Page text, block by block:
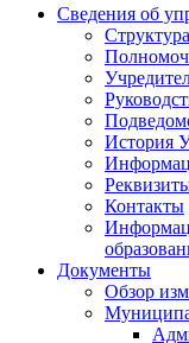
Сведения об
История
Контакты
Документы
Обзор